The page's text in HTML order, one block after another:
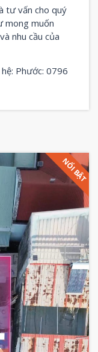
tư vấn cho quý
mong muốn
nhu cầu của
Phước: 0796
NỔI BẬT